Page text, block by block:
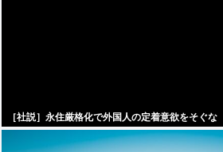
［社説］永住厳格化で外国人の定着意欲をそぐな